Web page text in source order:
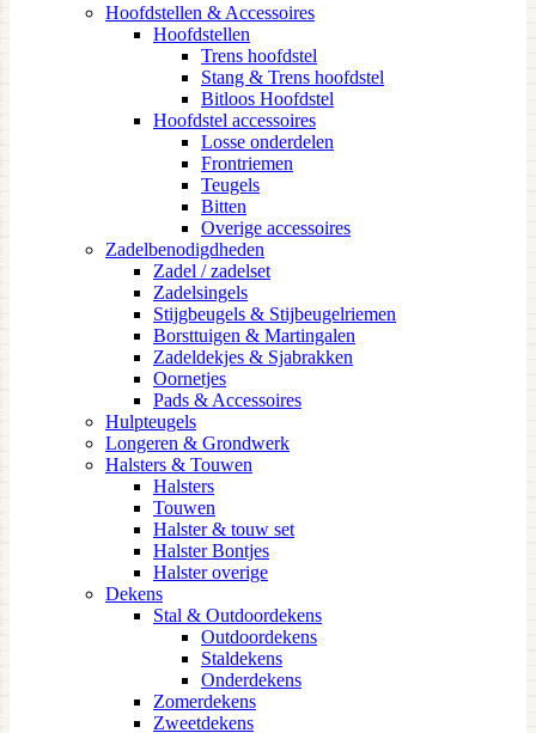
Hoofdstellen & Accessoires
Hoofdstellen
Trens hoofdstel
Stang & Trens hoofdstel
Bitloos Hoofdstel
Hoofdstel accessoires
Losse onderdelen
Frontriemen
Teugels
Bitten
Overige accessoires
Zadelbenodigdheden
Zadel / zadelset
Zadelsingels
Stijgbeugels & Stijbeugelriemen
Borsttuigen & Martingalen
Zadeldekjes & Sjabrakken
Oornetjes
Pads & Accessoires
Hulpteugels
Longeren & Grondwerk
Halsters & Touwen
Halsters
Touwen
Halster & touw set
Halster Bontjes
Halster overige
Dekens
Stal & Outdoordekens
Outdoordekens
Staldekens
Onderdekens
Zomerdekens
Zweetdekens